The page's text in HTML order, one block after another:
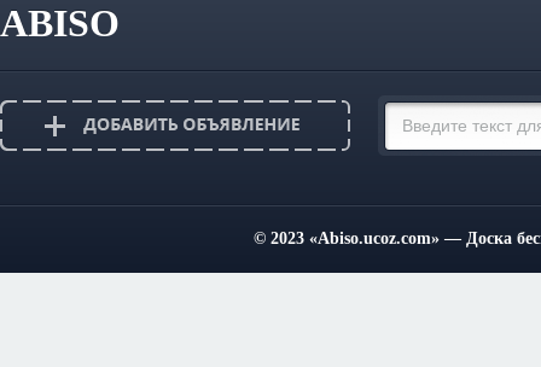
ABISO
© 2023 «Abiso.ucoz.com» — Доска